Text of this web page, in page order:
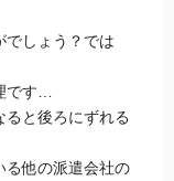
でしょう？では
です…
と後ろにずれる
る他の派遣会社の